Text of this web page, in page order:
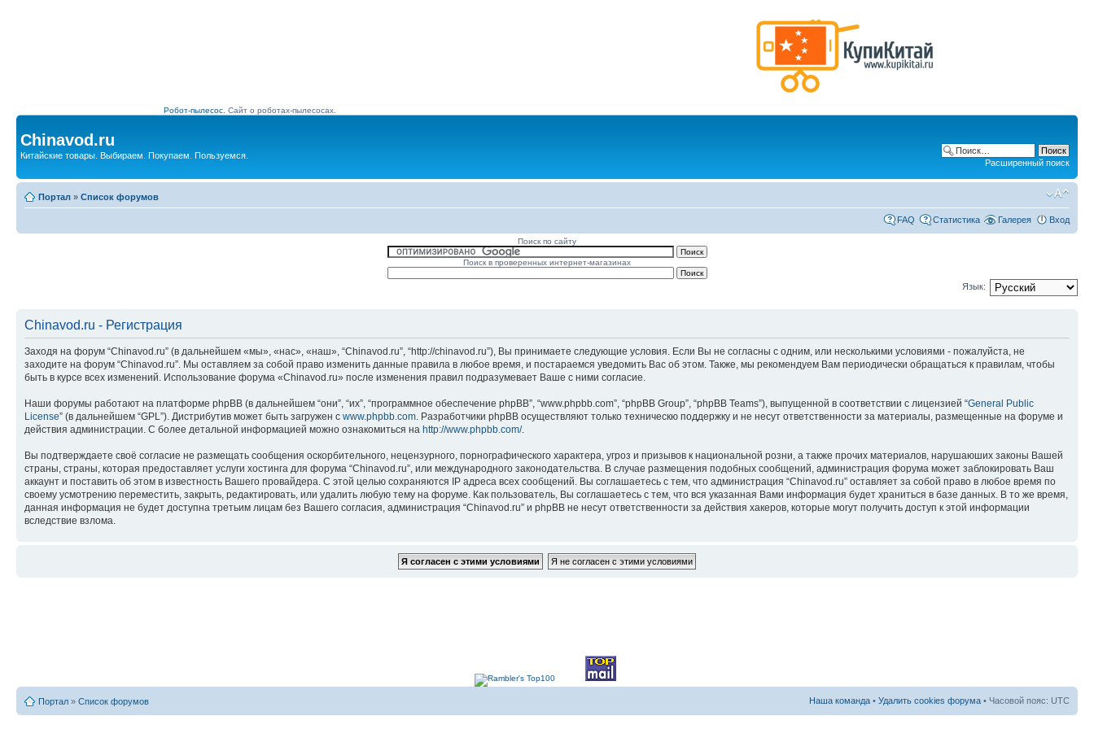
Робот-пылесос. Сайт о роботах-пылесосах.
Chinavod.ru
Китайские товары. Выбираем. Покупаем. Пользуемся.
Расширенный поиск
Портал » Список форумов
FAQ Статистика Галерея Вход
Поиск по сайту
Поиск в проверенных интернет-магазинах
Язык:
Chinavod.ru - Регистрация
Заходя на форум “Chinavod.ru” (в дальнейшем «мы», «нас», «наш», “Chinavod.ru”, “http://chinavod.ru”), Вы принимаете следующие условия. Если Вы не согласны с одним, или несколькими условиями - пожалуйста, не
заходите на форум “Chinavod.ru”. Мы оставляем за собой право изменить данные правила в любое время, и постараемся уведомить Вас об этом. Также, мы рекомендуем Вам периодически обращаться к правилам, чтобы
быть в курсе всех изменений. Использование форума «Chinavod.ru» после изменения правил подразумевает Ваше с ними согласие.
Наши форумы работают на платформе phpBB (в дальнейшем “они”, “их”, “программное обеспечение phpBB”, “www.phpbb.com”, “phpBB Group”, “phpBB Teams”), выпущенной в соответствии с лицензией “General Public
License” (в дальнейшем “GPL”). Дистрибутив может быть загружен с www.phpbb.com. Разработчики phpBB осуществляют только техническю поддержку и не несут ответственности за материалы, размещенные на форуме и
действия администрации. С более детальной информацией можно ознакомиться на http://www.phpbb.com/.
Вы подтверждаете своё согласие не размещать сообщения оскорбительного, нецензурного, порнографического характера, угроз и призывов к национальной розни, а также прочих материалов, нарушаюших законы Вашей
страны, страны, которая предоставляет услуги хостинга для форума “Chinavod.ru”, или международного законодательства. В случае размещения подобных сообщений, администрация форума может заблокировать Ваш
аккаунт и поставить об этом в известность Вашего провайдера. С этой целью сохраняются IP адреса всех сообщений. Вы соглашаетесь с тем, что администрация “Chinavod.ru” оставляет за собой право в любое время по
своему усмотрению переместить, закрыть, редактировать, или удалить любую тему на форуме. Как пользователь, Вы соглашаетесь с тем, что вся указанная Вами информация будет храниться в базе данных. В то же время,
данная информация не будет доступна третьим лицам без Вашего согласия, администрация “Chinavod.ru” и phpBB не несут ответственности за действия хакеров, которые могут получить доступ к этой информации
вследствие взлома.
Портал » Список форумов Наша команда • Удалить cookies форума • Часовой пояс: UTC